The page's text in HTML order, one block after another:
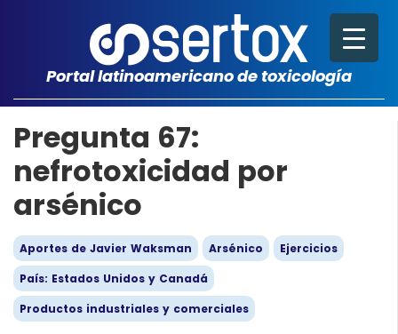
Portal latinoamericano de toxicología
Pregunta 67:
nefrotoxicidad por
arsénico
Aportes de Javier Waksman Arsénico
Ejercicios
País: Estados Unidos y Canadá
Productos industriales y comerciales